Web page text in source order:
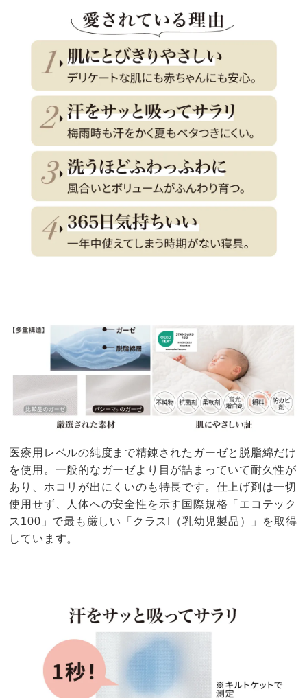
医療用レベルの純度まで精錬されたガーゼと脱脂綿だけ
を使用。一般的なガーゼより目が詰まっていて耐久性が
あり、ホコリが出にくいのも特長です。仕上げ剤は一切
使用せず、人体への安全性を示す国際規格「エコテック
ス100」で最も厳しい「クラスI（乳幼児製品）」を取得
しています。